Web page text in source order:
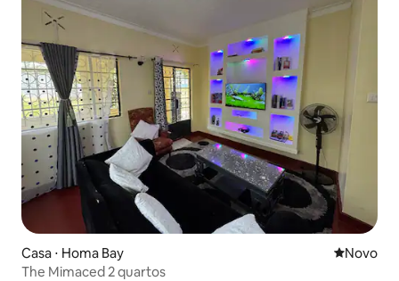
Casa ⋅ Homa Bay Novo
Novo
The Mimaced 2 quartos